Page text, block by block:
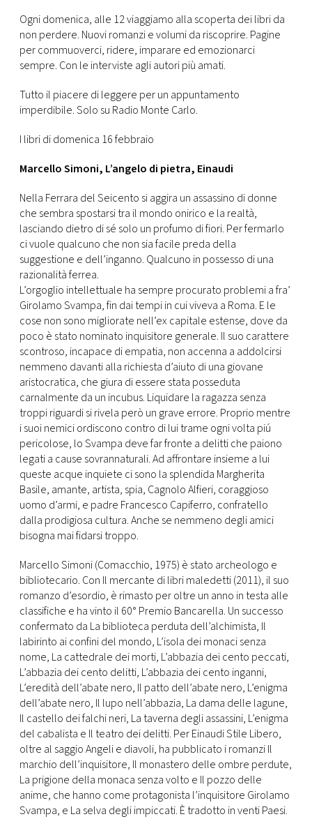
Ogni domenica, alle 12 viaggiamo alla scoperta dei libri da
non perdere. Nuovi romanzi e volumi da riscoprire. Pagine
per commuoverci, ridere, imparare ed emozionarci
sempre. Con le interviste agli autori più amati.
Tutto il piacere di leggere per un appuntamento
imperdibile. Solo su Radio Monte Carlo.
I libri di domenica 16 febbraio
Marcello Simoni, L’angelo di pietra, Einaudi
Nella Ferrara del Seicento si aggira un assassino di donne
che sembra spostarsi tra il mondo onirico e la realtà,
lasciando dietro di sé solo un profumo di fiori. Per fermarlo
ci vuole qualcuno che non sia facile preda della
suggestione e dell’inganno. Qualcuno in possesso di una
razionalità ferrea.
L’orgoglio intellettuale ha sempre procurato problemi a fra’
Girolamo Svampa, fin dai tempi in cui viveva a Roma. E le
cose non sono migliorate nell’ex capitale estense, dove da
poco è stato nominato inquisitore generale. Il suo carattere
scontroso, incapace di empatia, non accenna a addolcirsi
nemmeno davanti alla richiesta d’aiuto di una giovane
aristocratica, che giura di essere stata posseduta
carnalmente da un incubus. Liquidare la ragazza senza
troppi riguardi si rivela però un grave errore. Proprio mentre
i suoi nemici ordiscono contro di lui trame ogni volta piú
pericolose, lo Svampa deve far fronte a delitti che paiono
legati a cause sovrannaturali. Ad affrontare insieme a lui
queste acque inquiete ci sono la splendida Margherita
Basile, amante, artista, spia, Cagnolo Alfieri, coraggioso
uomo d’armi, e padre Francesco Capiferro, confratello
dalla prodigiosa cultura. Anche se nemmeno degli amici
bisogna mai fidarsi troppo.
Marcello Simoni (Comacchio, 1975) è stato archeologo e
bibliotecario. Con Il mercante di libri maledetti (2011), il suo
romanzo d’esordio, è rimasto per oltre un anno in testa alle
classifiche e ha vinto il 60° Premio Bancarella. Un successo
confermato da La biblioteca perduta dell’alchimista, Il
labirinto ai confini del mondo, L’isola dei monaci senza
nome, La cattedrale dei morti, L’abbazia dei cento peccati,
L’abbazia dei cento delitti, L’abbazia dei cento inganni,
L’eredità dell’abate nero, Il patto dell’abate nero, L’enigma
dell’abate nero, Il lupo nell’abbazia, La dama delle lagune,
Il castello dei falchi neri, La taverna degli assassini, L’enigma
del cabalista e Il teatro dei delitti. Per Einaudi Stile Libero,
oltre al saggio Angeli e diavoli, ha pubblicato i romanzi Il
marchio dell’inquisitore, Il monastero delle ombre perdute,
La prigione della monaca senza volto e Il pozzo delle
anime, che hanno come protagonista l’inquisitore Girolamo
Svampa, e La selva degli impiccati. È tradotto in venti Paesi.